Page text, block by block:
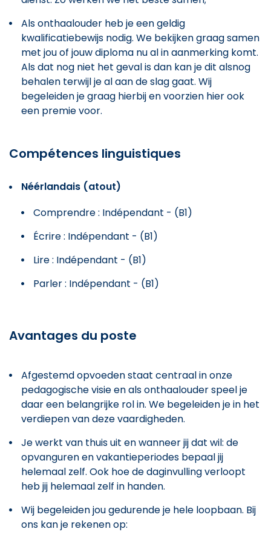
Als onthaalouder heb je een geldig
kwalificatiebewijs nodig. We bekijken graag samen
met jou of jouw diploma nu al in aanmerking komt.
Als dat nog niet het geval is dan kan je dit alsnog
behalen terwijl je al aan de slag gaat. Wij
begeleiden je graag hierbij en voorzien hier ook
een premie voor.
Compétences linguistiques
Néérlandais (atout)
Comprendre : Indépendant - (B1)
Écrire : Indépendant - (B1)
Lire : Indépendant - (B1)
Parler : Indépendant - (B1)
Avantages du poste
Afgestemd opvoeden staat centraal in onze
pedagogische visie en als onthaalouder speel je
daar een belangrijke rol in. We begeleiden je in het
verdiepen van deze vaardigheden.
Je werkt van thuis uit en wanneer jij dat wil: de
opvanguren en vakantieperiodes bepaal jij
helemaal zelf. Ook hoe de daginvulling verloopt
heb jij helemaal zelf in handen.
Wij begeleiden jou gedurende je hele loopbaan. Bij
ons kan je rekenen op: